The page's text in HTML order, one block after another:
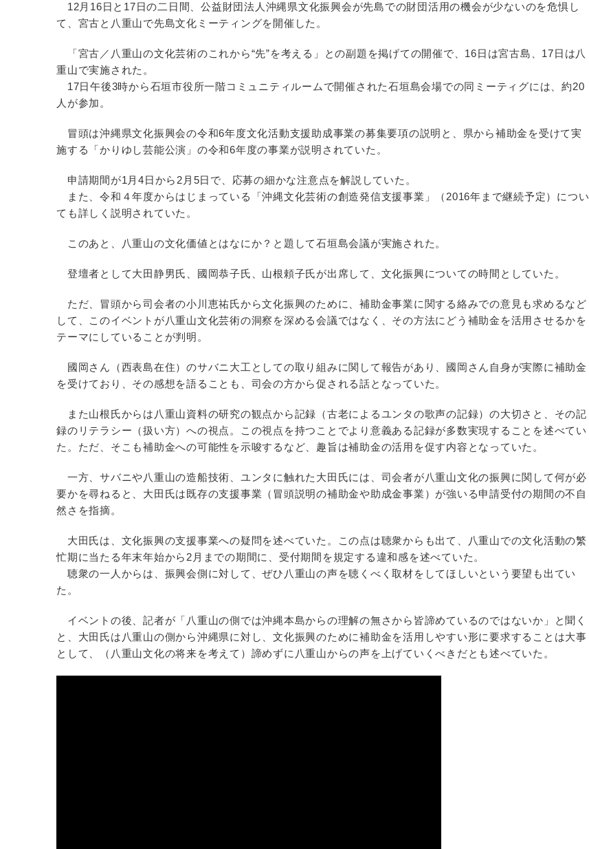
12月16日と17日の二日間、公益財団法人沖縄県文化振興会が先島での財団活用の機会が少ないのを危惧し
て、宮古と八重山で先島文化ミーティングを開催した。
「宮古／八重山の文化芸術のこれから“先”を考える」との副題を掲げての開催で、16日は宮古島、17日は八
重山で実施された。
17日午後3時から石垣市役所一階コミュニティルームで開催された石垣島会場での同ミーティグには、約20
人が参加。
冒頭は沖縄県文化振興会の令和6年度文化活動支援助成事業の募集要項の説明と、県から補助金を受けて実
施する「かりゆし芸能公演」の令和6年度の事業が説明されていた。
申請期間が1月4日から2月5日で、応募の細かな注意点を解説していた。
また、令和４年度からはじまっている「沖縄文化芸術の創造発信支援事業」（2016年まで継続予定）につい
ても詳しく説明されていた。
このあと、八重山の文化価値とはなにか？と題して石垣島会議が実施された。
登壇者として大田静男氏、國岡恭子氏、山根頼子氏が出席して、文化振興についての時間としていた。
ただ、冒頭から司会者の小川恵祐氏から文化振興のために、補助金事業に関する絡みでの意見も求めるなど
して、このイベントが八重山文化芸術の洞察を深める会議ではなく、その方法にどう補助金を活用させるかを
テーマにしていることが判明。
國岡さん（西表島在住）のサバニ大工としての取り組みに関して報告があり、國岡さん自身が実際に補助金
を受けており、その感想を語ることも、司会の方から促される話となっていた。
また山根氏からは八重山資料の研究の観点から記録（古老によるユンタの歌声の記録）の大切さと、その記
録のリテラシー（扱い方）への視点。この視点を持つことでより意義ある記録が多数実現することを述べてい
た。ただ、そこも補助金への可能性を示唆するなど、趣旨は補助金の活用を促す内容となっていた。
一方、サバニや八重山の造船技術、ユンタに触れた大田氏には、司会者が八重山文化の振興に関して何が必
要かを尋ねると、大田氏は既存の支援事業（冒頭説明の補助金や助成金事業）が強いる申請受付の期間の不自
然さを指摘。
大田氏は、文化振興の支援事業への疑問を述べていた。この点は聴衆からも出て、八重山での文化活動の繁
忙期に当たる年末年始から2月までの期間に、受付期間を規定する違和感を述べていた。
聴衆の一人からは、振興会側に対して、ぜひ八重山の声を聴くべく取材をしてほしいという要望も出てい
た。
イベントの後、記者が「八重山の側では沖縄本島からの理解の無さから皆諦めているのではないか」と聞く
と、大田氏は八重山の側から沖縄県に対し、文化振興のために補助金を活用しやすい形に要求することは大事
として、（八重山文化の将来を考えて）諦めずに八重山からの声を上げていくべきだとも述べていた。